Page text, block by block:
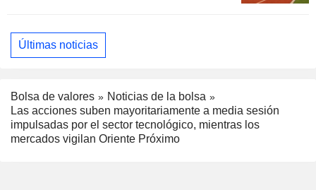
Últimas noticias
Bolsa de valores
Noticias de la bolsa
Las acciones suben mayoritariamente a media sesión
impulsadas por el sector tecnológico, mientras los
mercados vigilan Oriente Próximo